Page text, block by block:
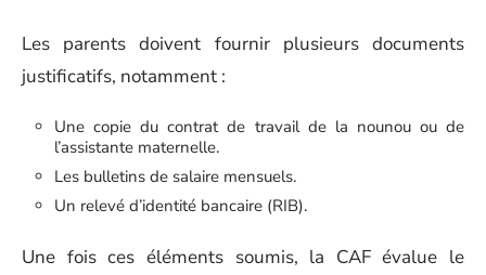
Les parents doivent fournir plusieurs documents
justificatifs, notamment :
Une copie du contrat de travail de la nounou ou de
l’assistante maternelle.
Les bulletins de salaire mensuels.
Un relevé d’identité bancaire (RIB).
Une fois ces éléments soumis, la CAF évalue le